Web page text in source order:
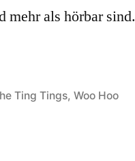
mehr als hörbar sind.
Ting Tings,Woo Hoo